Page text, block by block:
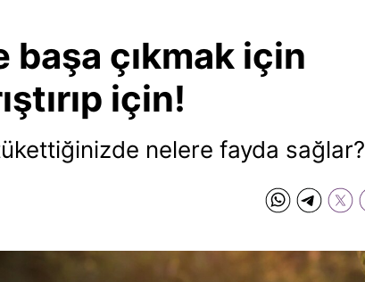
başa çıkmak için
için!
nelere fayda sağlar?